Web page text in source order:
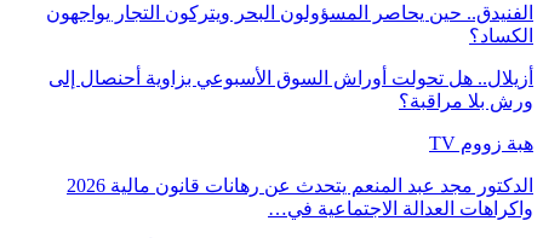
الفنيدق.. حين يحاصر المسؤولون البحر ويتركون التجار يواجهون
الكساد؟
أزيلال.. هل تحولت أوراش السوق الأسبوعي بزاوية أحنصال إلى
ورش بلا مراقبة؟
هبة زووم TV
الدكتور مجد عبد المنعم يتحدث عن رهانات قانون مالية 2026
واكراهات العدالة الاجتماعية في…